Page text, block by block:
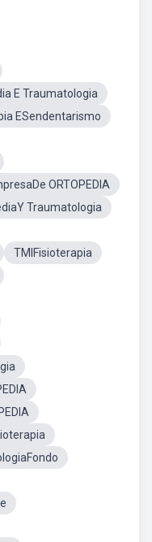
E Traumatologia
ESendentarismo
ORTOPEDIA
Traumatologia
TMIFisioterapia